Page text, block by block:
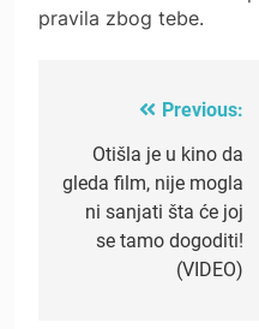
pravila zbog tebe.
navigation
Previous:
Otišla je u kino da
gleda film, nije mogla
ni sanjati šta će joj
se tamo dogoditi!
(VIDEO)